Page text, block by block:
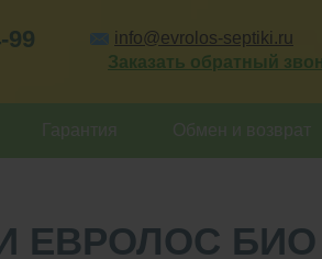
99
info@evrolos-septiki.ru
Заказать обратный
ЕВРОЛОС БИО